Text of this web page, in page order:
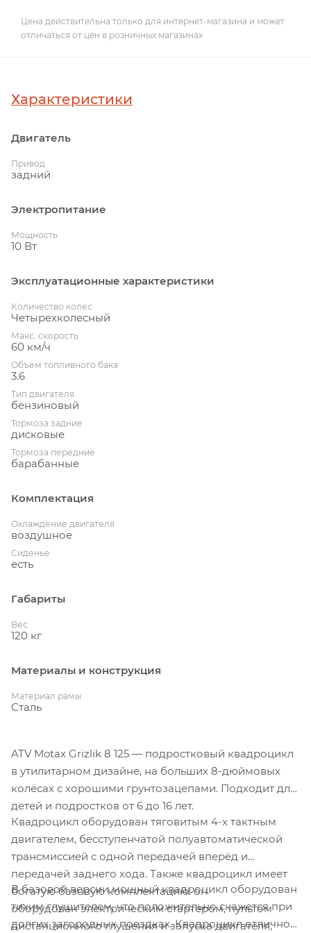
Цена действительна только для интернет-магазина и может
отличаться от цен в розничных магазинах
Характеристики
Двигатель
Привод
задний
Электропитание
Мощность
10 Вт
Эксплуатационные характеристики
Количество колес
Четырехколесный
Макс. скорость
60 км/ч
Объем топливного бака
3.6
Тип двигателя
бензиновый
Тормоза задние
дисковые
Тормоза передние
барабанные
Комплектация
Охлаждение двигателя
воздушное
Сиденье
есть
Габариты
Вес
120 кг
Материалы и конструкция
Материал рамы
Сталь
ATV Motax Grizlik 8 125 — подростковый квадроцикл
в утилитарном дизайне, на больших 8-дюймовых
колёсах с хорошими грунтозацепами. Подходит для
детей и подростков от 6 до 16 лет.
Квадроцикл оборудован тяговитым 4-х тактным
двигателем, бесступенчатой полуавтоматической
трансмиссией с одной передачей вперёд и
передачей заднего хода. Также квадроцикл имеет
богатую базовую комплектацию: он
оборудован электрическим стартером, пультом
дистанционного глушения и запуска двигателя,
В базовой версии мощный квадроцикл оборудован
тихим глушителем, что положительно скажется при
долгих загородных поездках. Квадроцикл отлично